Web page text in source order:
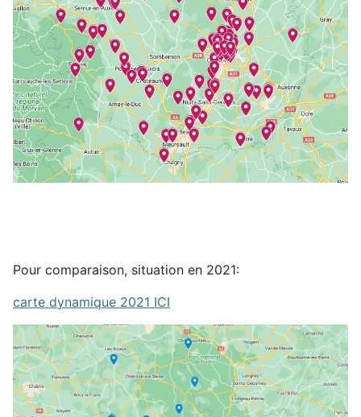
Pour comparaison, situation en 2021:
carte dynamique 2021 ICI